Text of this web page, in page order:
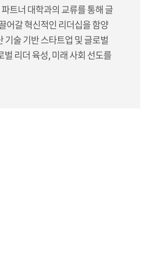
트너 대학과의 교류를 통해 글
어갈 혁신적인 리더십을 함양
술 기반 스타트업 및 글로벌
리더 육성, 미래 사회 선도를